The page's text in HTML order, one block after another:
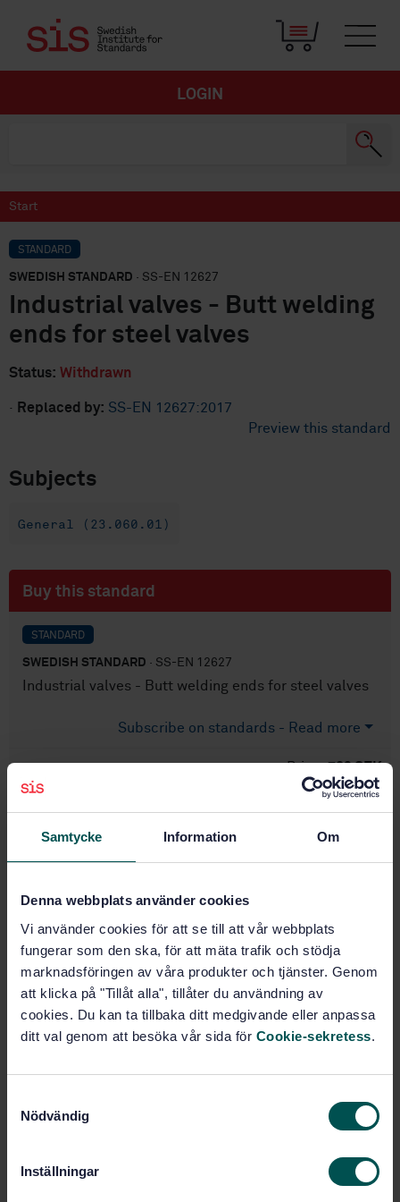
Samtycke Information Om
Denna webbplats använder cookies
Vi använder cookies för att se till att vår webbplats
fungerar som den ska, för att mäta trafik och stödja
marknadsföringen av våra produkter och tjänster. Genom
att klicka på "Tillåt alla", tillåter du användning av
cookies. Du kan ta tillbaka ditt medgivande eller anpassa
ditt val genom att besöka vår sida för Cookie-sekretess.
Nödvändig
Inställningar
LOGIN
Start
STANDARD
SWEDISH STANDARD · SS-EN 12627
Industrial valves - Butt welding
ends for steel valves
Status: Withdrawn
· Replaced by: SS-EN 12627:2017
Preview this standard
Subjects
General (23.060.01)
Buy this standard
STANDARD
SWEDISH STANDARD · SS-EN 12627
Industrial valves - Butt welding ends for steel valves
Subscribe on standards - Read more
Price:789 SEK
PDF
Add to cart
Language: English
Written by:Svenska institutet för
standarder
Edition:1
Replaced by: